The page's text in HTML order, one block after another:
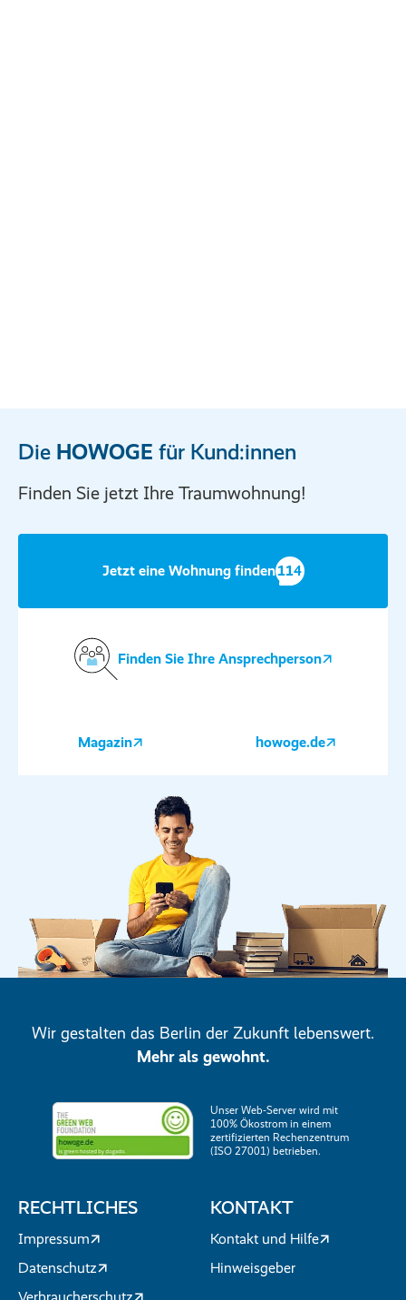
Die HOWOGE für Kund:innen
Finden Sie jetzt Ihre Traumwohnung!
Jetzt eine Wohnung finden114
Finden Sie Ihre Ansprechperson
Magazin howoge.de
Wir gestalten das Berlin der Zukunft lebenswert.
Mehr als gewohnt.
Unser Web-Server wird mit
100% Ökostrom in einem
zertifizierten Rechenzentrum
(ISO 27001) betrieben.
RECHTLICHES
Impressum
Datenschutz
KONTAKT
Kontakt und Hilfe
Hinweisgeber